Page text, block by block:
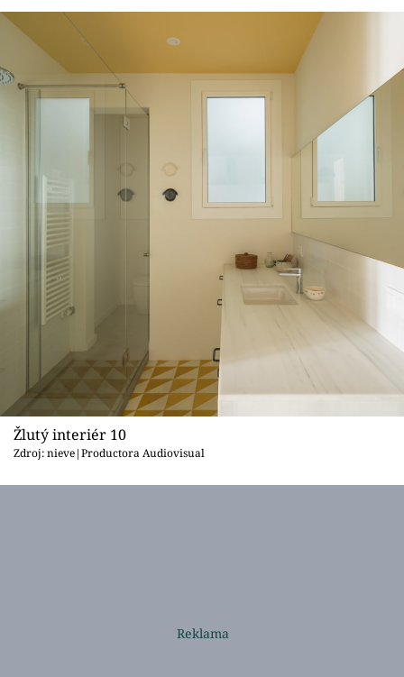
Žlutý interiér 10
Zdroj: nieve|Productora Audiovisual